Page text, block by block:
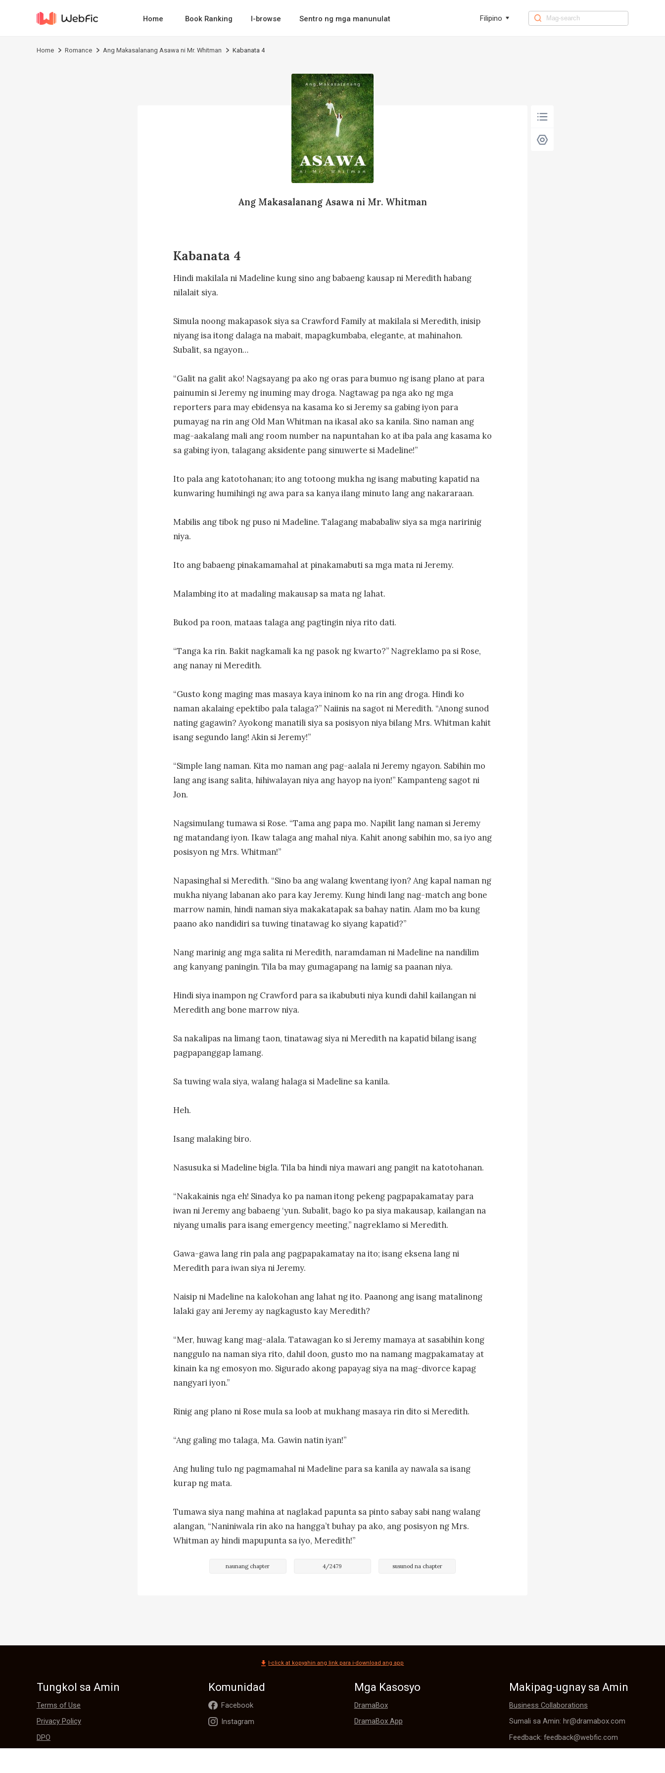
Home Book Ranking I-browse Sentro ng mga manunulat Filipino
Home Romance Ang Makasalanang Asawa ni Mr. Whitman Kabanata 4
Ang Makasalanang Asawa ni Mr. Whitman
Kabanata 4
Hindi makilala ni Madeline kung sino ang babaeng kausap ni Meredith habang
nilalait siya.
Simula noong makapasok siya sa Crawford Family at makilala si Meredith, inisip
niyang isa itong dalaga na mabait, mapagkumbaba, elegante, at mahinahon.
Subalit, sa ngayon…
“Galit na galit ako! Nagsayang pa ako ng oras para bumuo ng isang plano at para
painumin si Jeremy ng inuming may droga. Nagtawag pa nga ako ng mga
reporters para may ebidensya na kasama ko si Jeremy sa gabing iyon para
pumayag na rin ang Old Man Whitman na ikasal ako sa kanila. Sino naman ang
mag-aakalang mali ang room number na napuntahan ko at iba pala ang kasama ko
sa gabing iyon, talagang aksidente pang sinuwerte si Madeline!”
Ito pala ang katotohanan; ito ang totoong mukha ng isang mabuting kapatid na
kunwaring humihingi ng awa para sa kanya ilang minuto lang ang nakararaan.
Mabilis ang tibok ng puso ni Madeline. Talagang mababaliw siya sa mga naririnig
niya.
Ito ang babaeng pinakamamahal at pinakamabuti sa mga mata ni Jeremy.
Malambing ito at madaling makausap sa mata ng lahat.
Bukod pa roon, mataas talaga ang pagtingin niya rito dati.
“Tanga ka rin. Bakit nagkamali ka ng pasok ng kwarto?” Nagreklamo pa si Rose,
ang nanay ni Meredith.
“Gusto kong maging mas masaya kaya ininom ko na rin ang droga. Hindi ko
naman akalaing epektibo pala talaga?” Naiinis na sagot ni Meredith. “Anong sunod
nating gagawin? Ayokong manatili siya sa posisyon niya bilang Mrs. Whitman kahit
isang segundo lang! Akin si Jeremy!”
“Simple lang naman. Kita mo naman ang pag-aalala ni Jeremy ngayon. Sabihin mo
lang ang isang salita, hihiwalayan niya ang hayop na iyon!” Kampanteng sagot ni
Jon.
Nagsimulang tumawa si Rose. “Tama ang papa mo. Napilit lang naman si Jeremy
ng matandang iyon. Ikaw talaga ang mahal niya. Kahit anong sabihin mo, sa iyo ang
posisyon ng Mrs. Whitman!”
Napasinghal si Meredith. “Sino ba ang walang kwentang iyon? Ang kapal naman ng
mukha niyang labanan ako para kay Jeremy. Kung hindi lang nag-match ang bone
marrow namin, hindi naman siya makakatapak sa bahay natin. Alam mo ba kung
paano ako nandidiri sa tuwing tinatawag ko siyang kapatid?”
Nang marinig ang mga salita ni Meredith, naramdaman ni Madeline na nandilim
ang kanyang paningin. Tila ba may gumagapang na lamig sa paanan niya.
Hindi siya inampon ng Crawford para sa ikabubuti niya kundi dahil kailangan ni
Meredith ang bone marrow niya.
Sa nakalipas na limang taon, tinatawag siya ni Meredith na kapatid bilang isang
pagpapanggap lamang.
Sa tuwing wala siya, walang halaga si Madeline sa kanila.
Heh.
Isang malaking biro.
Nasusuka si Madeline bigla. Tila ba hindi niya mawari ang pangit na katotohanan.
“Nakakainis nga eh! Sinadya ko pa naman itong pekeng pagpapakamatay para
iwan ni Jeremy ang babaeng ‘yun. Subalit, bago ko pa siya makausap, kailangan na
niyang umalis para isang emergency meeting,” nagreklamo si Meredith.
Gawa-gawa lang rin pala ang pagpapakamatay na ito; isang eksena lang ni
Meredith para iwan siya ni Jeremy.
Naisip ni Madeline na kalokohan ang lahat ng ito. Paanong ang isang matalinong
lalaki gay ani Jeremy ay nagkagusto kay Meredith?
“Mer, huwag kang mag-alala. Tatawagan ko si Jeremy mamaya at sasabihin kong
nanggulo na naman siya rito, dahil doon, gusto mo na namang magpakamatay at
kinain ka ng emosyon mo. Sigurado akong papayag siya na mag-divorce kapag
nangyari iyon.”
Rinig ang plano ni Rose mula sa loob at mukhang masaya rin dito si Meredith.
“Ang galing mo talaga, Ma. Gawin natin iyan!”
Ang huling tulo ng pagmamahal ni Madeline para sa kanila ay nawala sa isang
kurap ng mata.
Tumawa siya nang mahina at naglakad papunta sa pinto sabay sabi nang walang
alangan, “Naniniwala rin ako na hangga’t buhay pa ako, ang posisyon ng Mrs.
Whitman ay hindi mapupunta sa iyo, Meredith!”
naunang chapter 4/2479 susunod na chapter
I-click at kopyahin ang link para i-download ang app
Tungkol sa Amin
Terms of Use
Privacy Policy
DPO
Komunidad
Facebook
Instagram
Mga Kasosyo
DramaBox
DramaBox App
Makipag-ugnay sa Amin
Business Collaborations
Sumali sa Amin: hr@dramabox.com
Feedback: feedback@webfic.com